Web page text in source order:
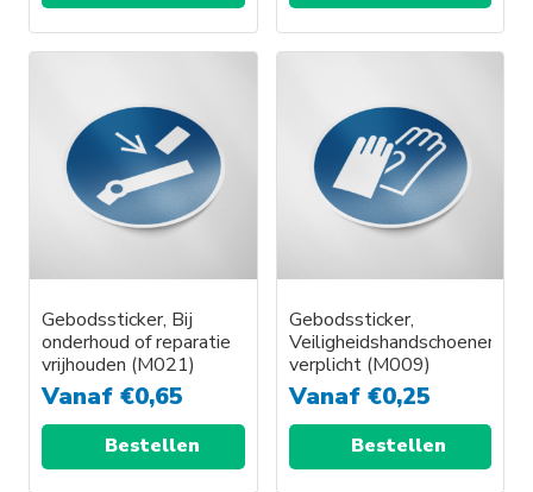
Gebodssticker, Bij
onderhoud of reparatie
vrijhouden (M021)
Vanaf €0,65
Bestellen
Gebodssticker,
Veiligheidshandschoenen
verplicht (M009)
Vanaf €0,25
Bestellen